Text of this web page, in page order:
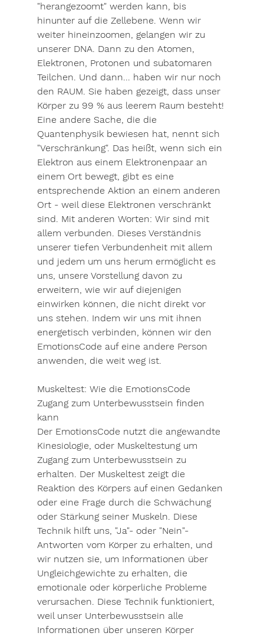
"herangezoomt" werden kann, bis
hinunter auf die Zellebene. Wenn wir
weiter hineinzoomen, gelangen wir zu
unserer DNA. Dann zu den Atomen,
Elektronen, Protonen und subatomaren
Teilchen. Und dann... haben wir nur noch
den RAUM. Sie haben gezeigt, dass unser
Körper zu 99 % aus leerem Raum besteht!
Eine andere Sache, die die
Quantenphysik bewiesen hat, nennt sich
"Verschränkung". Das heißt, wenn sich ein
Elektron aus einem Elektronenpaar an
einem Ort bewegt, gibt es eine
entsprechende Aktion an einem anderen
Ort - weil diese Elektronen verschränkt
sind. Mit anderen Worten: Wir sind mit
allem verbunden. Dieses Verständnis
unserer tiefen Verbundenheit mit allem
und jedem um uns herum ermöglicht es
uns, unsere Vorstellung davon zu
erweitern, wie wir auf diejenigen
einwirken können, die nicht direkt vor
uns stehen. Indem wir uns mit ihnen
energetisch verbinden, können wir den
EmotionsCode auf eine andere Person
anwenden, die weit weg ist.
Muskeltest: Wie die EmotionsCode
Zugang zum Unterbewusstsein finden
kann
Der EmotionsCode nutzt die angewandte
Kinesiologie, oder Muskeltestung um
Zugang zum Unterbewusstsein zu
erhalten. Der Muskeltest zeigt die
Reaktion des Körpers auf einen Gedanken
oder eine Frage durch die Schwächung
oder Stärkung seiner Muskeln. Diese
Technik hilft uns, "Ja"- oder "Nein"-
Antworten vom Körper zu erhalten, und
wir nutzen sie, um Informationen über
Ungleichgewichte zu erhalten, die
emotionale oder körperliche Probleme
verursachen. Diese Technik funktioniert,
weil unser Unterbewusstsein alle
Informationen über unseren Körper